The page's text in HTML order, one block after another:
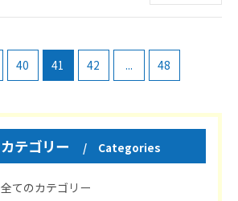
40 41 42 ... 48
カテゴリー Categories
全てのカテゴリー